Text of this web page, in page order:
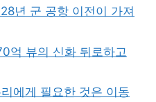
년 군 공항 이전이 가져
억 뷰의 신화 뒤로하고
에게 필요한 것은 이동